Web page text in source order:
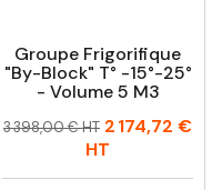
Groupe Frigorifique
"By-Block" T° -15°-25°
- Volume 5 M3
Prix
Prix
3 398,00 € HT 2 174,72 €
HT